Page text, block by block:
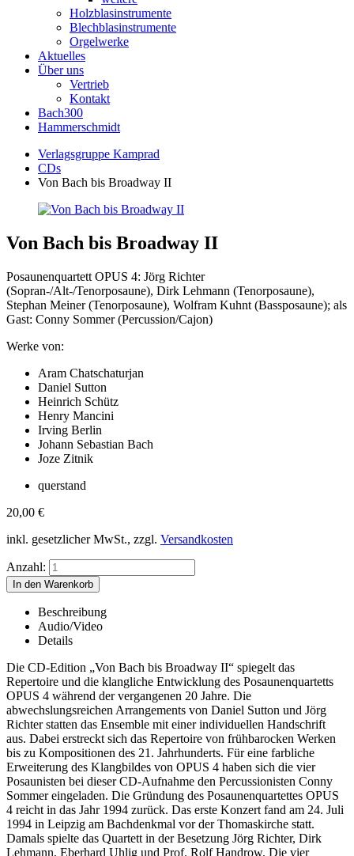
Holzblasinstrumente
Blechblasinstrumente
Orgelwerke
Aktuelles
Über uns
Vertrieb
Kontakt
Bach300
Hammerschmidt
Verlagsgruppe Kamprad
CDs
Von Bach bis Broadway II
Von Bach bis Broadway II
Posaunenquartett OPUS 4: Jörg Richter
(Sopran-/Alt-/Tenorposaune), Dirk Lehmann (Tenorposaune),
Stephan Meiner (Tenorposaune), Wolfram Kuhnt (Bassposaune); als
Gast: Conny Sommer (Percussion/Cajon)
Werke von:
Aram Chatschaturjan
Daniel Sutton
Heinrich Schütz
Henry Mancini
Irving Berlin
Johann Sebastian Bach
Joze Zitnik
querstand
20,00 €
inkl. gesetzlicher MwSt., zzgl. Versandkosten
Anzahl:
Beschreibung
Audio/Video
Details
Die CD-Edition „Von Bach bis Broadway II“ spiegelt das
Repertoire und die klangliche Entwicklung des Posaunenquartetts
OPUS 4 während der vergangenen 20 Jahre. Die
abwechslungsreichen Arrangements von Daniel Sutton und Jörg
Richter statten das Ensemble mit einer individuellen Handschrift
aus. Dabei erstreckt sich das Repertoire von frühbarocken Werken
bis zu Kompositionen des 21. Jahrhunderts. Für eine farbliche
Erweiterung des Klangbildes von OPUS 4 haben sich die vier
Posaunisten bei dieser CD-Aufnahme den Percussionisten Conny
Sommer eingeladen. Die Gründung des Posaunenquartettes OPUS
4 reicht in das Jahr 1994 zurück. Das erste Konzert fand am 24. Juli
1994 in Leipzig am Bachdenkmal vor der Thomaskirche statt.
Damals spielte das Quartett in der Besetzung Jörg Richter, Dirk
Lehmann, Eberhard Uhlig und Prof. Rolf Handrow. Die vier